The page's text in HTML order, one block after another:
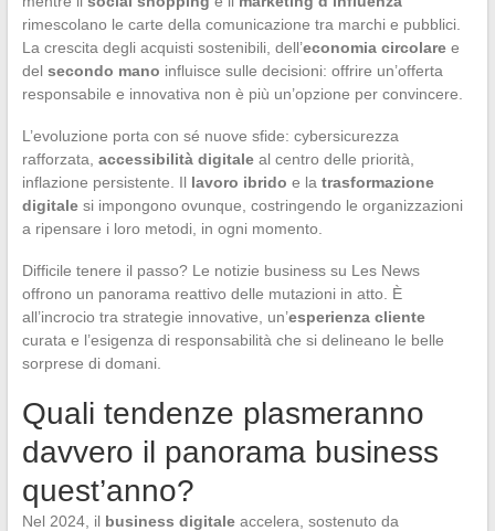
rimescolano le carte della comunicazione tra marchi e pubblici.
La crescita degli acquisti sostenibili, dell’economia circolaree
del secondo mano influisce sulle decisioni: offrire un’offerta
responsabile e innovativa non è più un’opzione per convincere.
L’evoluzione porta con sé nuove sfide: cybersicurezza
rafforzata, accessibilità digitaleal centro delle priorità,
inflazione persistente. Il lavoro ibrido e la trasformazione
digitalesi impongono ovunque, costringendo le organizzazioni
a ripensare i loro metodi, in ogni momento.
Difficile tenere il passo? Le notizie business su Les News
offrono un panorama reattivo delle mutazioni in atto. È
all’incrocio tra strategie innovative, un’esperienza cliente
curata e l’esigenza di responsabilità che si delineano le belle
sorprese di domani.
Quali tendenze plasmeranno
davvero il panorama business
quest’anno?
Nel 2024, il business digitaleaccelera, sostenuto da